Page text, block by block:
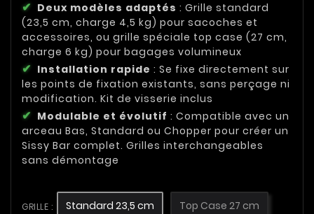
Deux modèles adaptés : Grille standard
(23,5 cm, charge 4,5 kg) pour sacoches et
accessoires, ou grille spéciale top case (27 cm,
charge 6 kg) pour bagages volumineux
Installation rapide : Se fixe directement sur
les points de fixation existants, sans perçage ni
modification. Kit de visserie inclus
Modulable et évolutif : Compatible avec un
arceau Bas, Standard ou Chopper pour créer un
Sissy Bar complet. Grilles interchangeables
sans démontage
GRILLE : Standard 23,5 cm Top Case 27 cm